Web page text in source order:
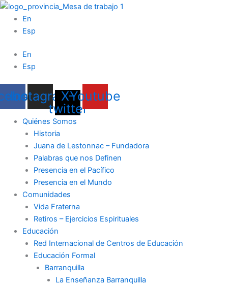
Ir
contenido
En
Esp
En
Esp
Instagram
X-
twitter
Youtube
Quiénes Somos
Historia
Juana de Lestonnac – Fundadora
Palabras que nos Definen
Presencia en el Pacífico
Presencia en el Mundo
Comunidades
Vida Fraterna
Retiros – Ejercicios Espirituales
Educación
Red Internacional de Centros de Educación
Educación Formal
Barranquilla
La Enseñanza Barranquilla